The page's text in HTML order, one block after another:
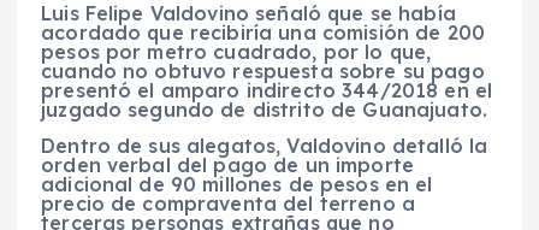
Luis Felipe Valdovino señaló que se había
acordado que recibiría una comisión de 200
pesos por metro cuadrado, por lo que,
cuando no obtuvo respuesta sobre su pago
presentó el amparo indirecto 344/2018 en el
juzgado segundo de distrito de Guanajuato.
Dentro de sus alegatos, Valdovino detalló la
orden verbal del pago de un importe
adicional de 90 millones de pesos en el
precio de compraventa del terreno a
terceras personas extrañas que no